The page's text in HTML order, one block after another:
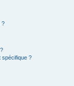
?
spécifique ?